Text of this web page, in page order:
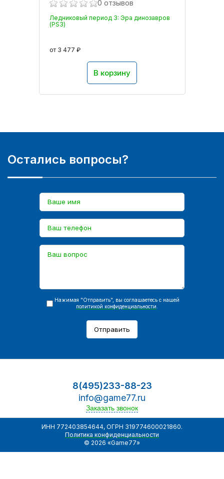
0 отзывов
Ледниковый период 3: Эра динозавров
(PS3)
от 3 477 ₽
В корзину
Остались вопросы?
Нажимая "Отправить", вы соглашаетесь с нашей
политикой конфиденциальности
Отправить
8(495)233-88-23
info@game77.ru
Заказать звонок
ИНН 772403854644, ОГРН 319774600021860.
Политика конфиденциальности
© 2026 «Game77»